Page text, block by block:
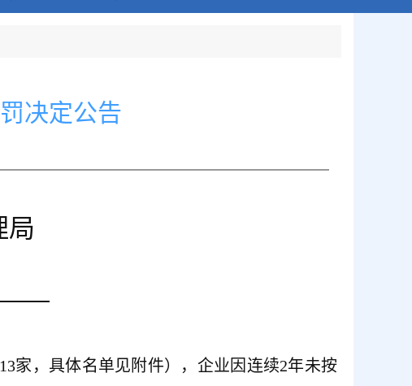
决定公告
局
1号
家，具体名单见附件），企业因连续2年未按